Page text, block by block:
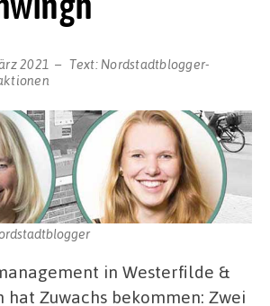
2021 Text: Nordstadtblogger-
in Westerfilde &
hat Zuwachs bekommen: Zwei